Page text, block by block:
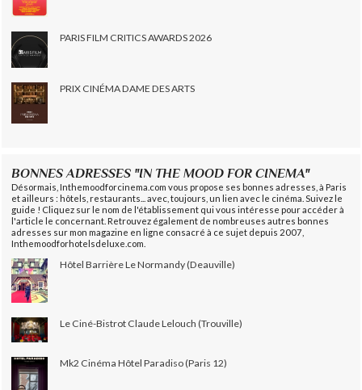
PARIS FILM CRITICS AWARDS 2026
PRIX CINÉMA DAME DES ARTS
BONNES ADRESSES "IN THE MOOD FOR CINEMA"
Désormais, Inthemoodforcinema.com vous propose ses bonnes adresses, à Paris
et ailleurs : hôtels, restaurants... avec, toujours, un lien avec le cinéma. Suivez le
guide ! Cliquez sur le nom de l'établissement qui vous intéresse pour accéder à
l'article le concernant. Retrouvez également de nombreuses autres bonnes
adresses sur mon magazine en ligne consacré à ce sujet depuis 2007,
Inthemoodforhotelsdeluxe.com.
Hôtel Barrière Le Normandy (Deauville)
Le Ciné-Bistrot Claude Lelouch (Trouville)
Mk2 Cinéma Hôtel Paradiso (Paris 12)